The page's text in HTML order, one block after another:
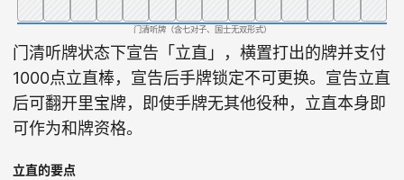
门清听牌（含七对子、国士无双形式）
门清听牌状态下宣告「立直」，横置打出的牌并支付
1000点立直棒，宣告后手牌锁定不可更换。宣告立直
后可翻开里宝牌，即使手牌无其他役种，立直本身即
可作为和牌资格。
立直的要点